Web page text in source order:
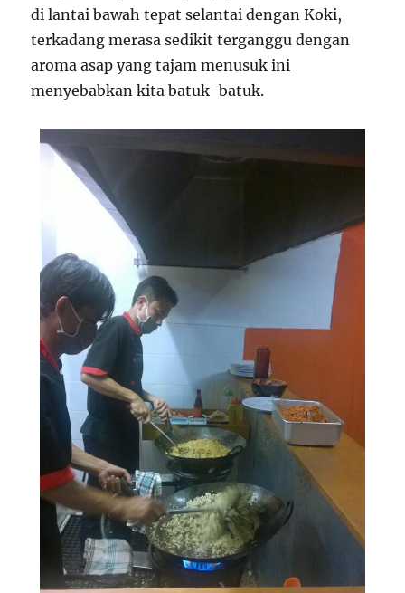
di lantai bawah tepat selantai dengan Koki,
terkadang merasa sedikit terganggu dengan
aroma asap yang tajam menusuk ini
menyebabkan kita batuk-batuk.